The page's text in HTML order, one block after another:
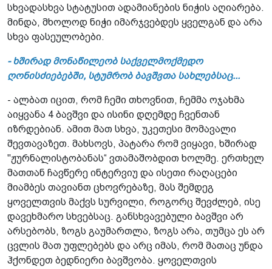
სხვადასხვა სტატუსით ადამიანების ნიჭის აღიარება.
მინდა, მხოლოდ ნიჭი იმარჯვებდეს ყველგან და არა
სხვა ფასეულობები.
- ხშირად მონაწილეობ საქველმოქმედო
ღონისძიებებში, სტუმრობ ბავშვთა სახლებსაც...
- ალბათ იცით, რომ ჩემი თხოვნით, ჩემმა ოჯახმა
აიყვანა 4 ბავშვი და ისინი დღემდე ჩვენთან
იზრდებიან. ამით მათ სხვა, უკეთესი მომავალი
შევთავაზეთ. მახსოვს, პატარა რომ ვიყავი, ხშირად
"ჟურნალისტობანას“ ვთამაშობდით ხოლმე. ერთხელ
მათთან ჩავწერე ინტერვიუ და ისეთი რაღაცები
მიამბეს თავიანთ ცხოვრებაზე, მას შემდეგ
ყოველთვის მაქვს სურვილი, როგორც შევძლებ, ისე
დავეხმარო სხვებსაც. განსხვავებული ბავშვი არ
არსებობს, ზოგს გაუმართლა, ზოგს არა, თუმცა ეს არ
ცვლის მათ უფლებებს და არც იმას, რომ მათაც უნდა
ჰქონდეთ ბედნიერი ბავშვობა. ყოველთვის